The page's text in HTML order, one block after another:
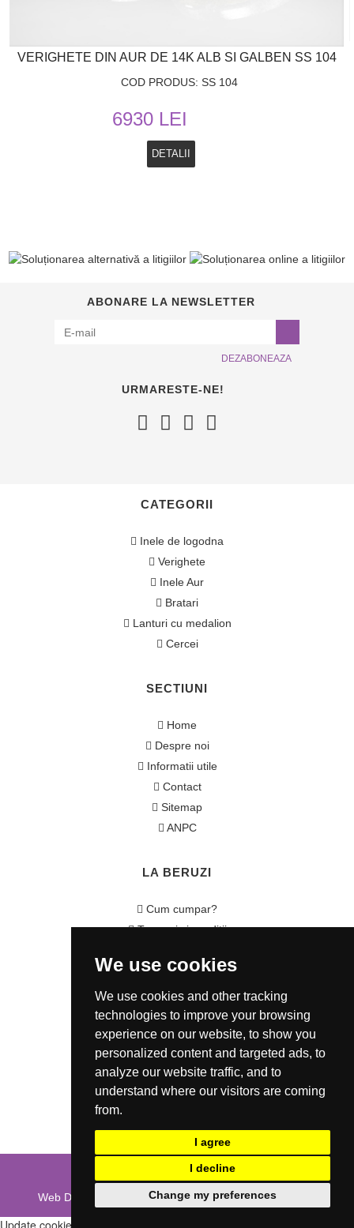
We use cookies
We use cookies and other tracking
technologies to improve your browsing
experience on our website, to show you
personalized content and targeted ads, to
analyze our website traffic, and to
understand where our visitors are coming
from.
I agree
I decline
Change my preferences
VERIGHETE DIN AUR DE 14K ALB SI GALBEN SS 104
COD PRODUS: SS 104
6930 LEI
DETALII
ABONARE LA NEWSLETTER
DEZABONEAZA
URMARESTE-NE!
CATEGORII
Inele de logodna
Verighete
Inele Aur
Bratari
Lanturi cu medalion
Cercei
SECTIUNI
Home
Despre noi
Informatii utile
Contact
Sitemap
ANPC
LA BERUZI
Cum cumpar?
Termeni si conditii
Politica de Confidentialitate
Politica de Cookie
ANSPDCP
CONTACT
0721 80 05 68
Str. Coltei nr. 6, Sect 3, Bucuresti
COPYRIGHT © LA BERUZI 2026
Web Design and Web Development byWebEvolution.ro